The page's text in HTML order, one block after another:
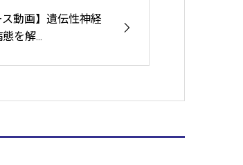
ス動画】遺伝性神経
を解...